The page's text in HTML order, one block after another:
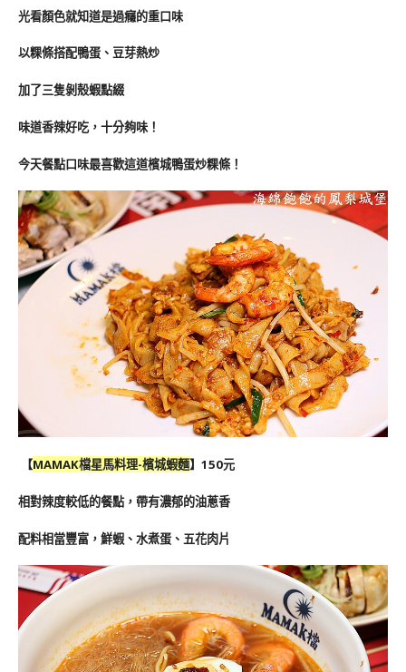
光看顏色就知道是過癮的重口味
以粿條搭配鴨蛋、豆芽熱炒
加了三隻剝殼蝦點綴
味道香辣好吃，十分夠味！
今天餐點口味最喜歡這道檳城鴨蛋炒粿條！
【MAMAK檔星馬料理-檳城蝦麵】150元
相對辣度較低的餐點，帶有濃郁的油蔥香
配料相當豐富，鮮蝦、水煮蛋、五花肉片